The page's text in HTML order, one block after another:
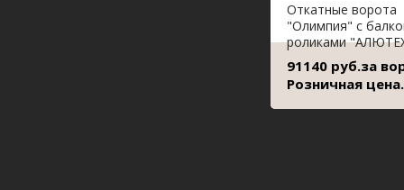
Откатные ворота
"Олимпия" с
роликами
91140 руб.за
Розничная цена.